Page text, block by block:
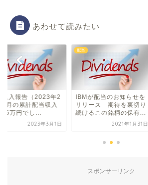
あわせて読みたい
収入報告（2023年2
2月の累計配当収入
万円でし...
2023年3月1日
配当
IBMが配当のお知らせを
リリース 期待を裏切り
続けるこの銘柄の保有...
2021年1月31日
スポンサーリンク